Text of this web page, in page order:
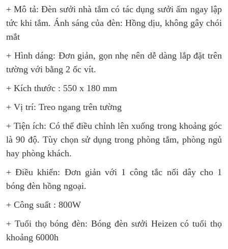
+ Mô tả: Đèn sưởi nhà tắm có tác dụng sưởi ấm ngay lập
tức khi tắm. Ánh sáng của đèn: Hồng dịu, không gây chói
mắt
+ Hình dáng: Đơn giản, gọn nhẹ nên dễ dàng lắp đặt trên
tường với bằng 2 ốc vít.
+ Kích thước : 550 x 180 mm
+ Vị trí: Treo ngang trên tường
+ Tiện ích: Có thể điều chỉnh lên xuống trong khoảng góc
là 90 độ. Tùy chọn sử dụng trong phòng tắm, phòng ngủ
hay phòng khách.
+ Điều khiển: Đơn giản với 1 công tắc nối dây cho 1
bóng đèn hồng ngoại.
+ Công suất : 800W
+ Tuổi thọ bóng đèn: Bóng đèn sưởi Heizen có tuổi thọ
khoảng 6000h